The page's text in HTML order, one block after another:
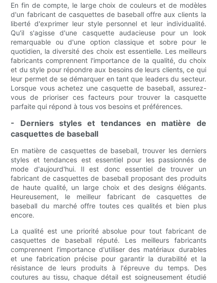
En fin de compte, le large choix de couleurs et de modèles
d'un fabricant de casquettes de baseball offre aux clients la
liberté d'exprimer leur style personnel et leur individualité.
Qu'il s'agisse d'une casquette audacieuse pour un look
remarquable ou d'une option classique et sobre pour le
quotidien, la diversité des choix est essentielle. Les meilleurs
fabricants comprennent l'importance de la qualité, du choix
et du style pour répondre aux besoins de leurs clients, ce qui
leur permet de se démarquer en tant que leaders du secteur.
Lorsque vous achetez une casquette de baseball, assurez-
vous de prioriser ces facteurs pour trouver la casquette
parfaite qui répond à tous vos besoins et préférences.
- Derniers styles et tendances en matière de
casquettes de baseball
En matière de casquettes de baseball, trouver les derniers
styles et tendances est essentiel pour les passionnés de
mode d'aujourd'hui. Il est donc essentiel de trouver un
fabricant de casquettes de baseball proposant des produits
de haute qualité, un large choix et des designs élégants.
Heureusement, le meilleur fabricant de casquettes de
baseball du marché offre toutes ces qualités et bien plus
encore.
La qualité est une priorité absolue pour tout fabricant de
casquettes de baseball réputé. Les meilleurs fabricants
comprennent l'importance d'utiliser des matériaux durables
et une fabrication précise pour garantir la durabilité et la
résistance de leurs produits à l'épreuve du temps. Des
coutures au tissu, chaque détail est soigneusement étudié